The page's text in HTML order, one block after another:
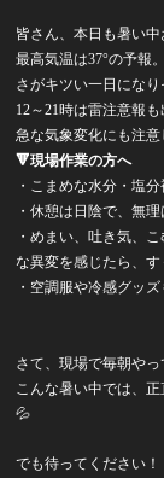
皆さん、本日も暑い中
最高気温は37°の予報
さがキツい一日になり
12～21時は雷注意報も
急な気象変化にも注意
🔻現場作業の方へ
・こまめな水分・塩
・休憩は日陰で、無理
・めまい、吐き気、
な異変を感じたら、す
・空調服や冷感グッズ
さて、現場で毎朝やっ
こんな暑い中では、
💦
でも待ってください！